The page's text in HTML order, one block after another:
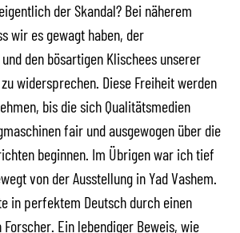
der Skandal? Bei näherem
wir es gewagt haben, der
den bösartigen Klischees unserer
widersprechen. Diese Freiheit werden
bis die sich Qualitätsmedien
fair und ausgewogen über die
beginnen. Im Übrigen war ich tief
von der Ausstellung in Yad Vashem.
in perfektem Deutsch durch einen
Ein lebendiger Beweis, wie